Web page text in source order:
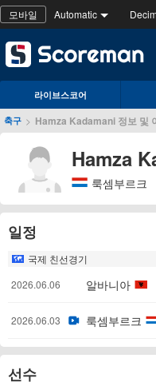
모바일 Automatic
라이브스코어
축구 > Hamza Kadamani 정보 및
Hamza
룩셈부르크
일정
국제 친선경기
2026.06.06
알바니아
2026.06.03 룩셈부르크
선수